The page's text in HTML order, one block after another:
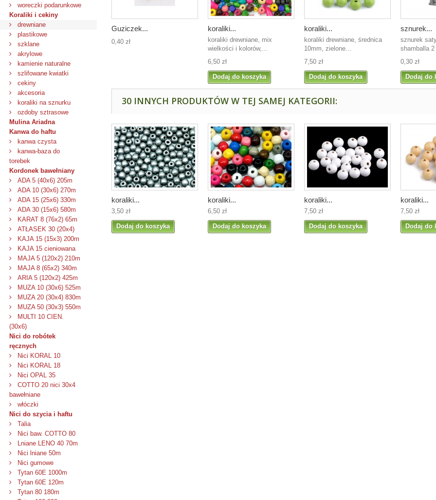
woreczki podarunkowe
Koraliki i cekiny
drewniane
plastikowe
szklane
akrylowe
kamienie naturalne
szlifowane kwiatki
cekiny
akcesoria
koraliki na sznurku
ozdoby sztrasowe
Mulina Ariadna
Kanwa do haftu
kanwa czysta
kanwa-baza do
torebek
Kordonek bawełniany
ADA 5 (40x6) 205m
ADA 10 (30x6) 270m
ADA 15 (25x6) 330m
ADA 30 (15x6) 580m
KARAT 8 (76x2) 65m
ATŁASEK 30 (20x4)
KAJA 15 (15x3) 200m
KAJA 15 cieniowana
MAJA 5 (120x2) 210m
MAJA 8 (65x2) 340m
ARIA 5 (120x2) 425m
MUZA 10 (30x6) 525m
MUZA 20 (30x4) 830m
MUZA 50 (30x3) 550m
MULTI 10 CIEN.
(30x6)
Nici do robótek
ręcznych
Nici KORAL 10
Nici KORAL 18
Nici OPAL 35
COTTO 20 nici 30x4
bawełniane
włóczki
Nici do szycia i haftu
Talia
Nici baw. COTTO 80
Lniane LENO 40 70m
Nici lniane 50m
Nici gumowe
Tytan 60E 1000m
Tytan 60E 120m
Tytan 80 180m
Guziczek...
0,40 zł
koraliki...
koraliki drewniane, mix
wielkości i kolorów,...
6,50 zł
Dodaj do koszyka
koraliki...
koraliki drewniane, średnica
10mm, zielone...
7,50 zł
Dodaj do koszyka
sznurek...
sznurek
shamballa 2
0,30 zł
Dodaj do
30 INNYCH PRODUKTÓW W TEJ SAMEJ KATEGORII:
koraliki...
3,50 zł
Dodaj do koszyka
koraliki...
6,50 zł
Dodaj do koszyka
koraliki...
7,50 zł
Dodaj do koszyka
koraliki...
7,50 zł
Dodaj do